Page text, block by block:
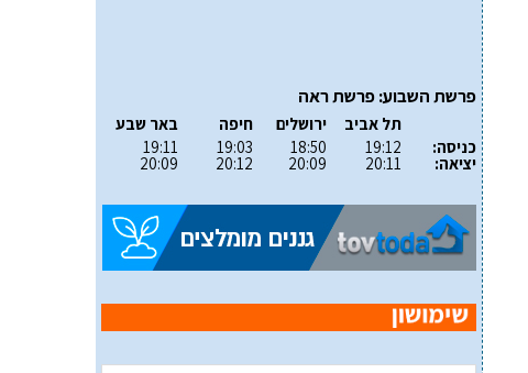
פרשת השבוע: פרשת ראה
כניסה:
יציאה:
תל אביב
19:12
20:11
ירושלים
18:50
20:09
חיפה
19:03
20:12
באר שבע
19:11
20:09